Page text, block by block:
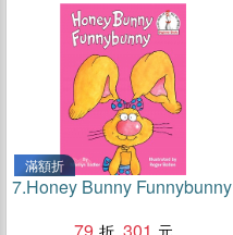
滿額折
7.Honey Bunny Funnybunny